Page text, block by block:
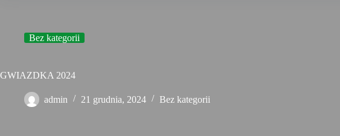
Bez kategorii
GWIAZDKA 2024
admin 21 grudnia, 2024 Bez kategorii